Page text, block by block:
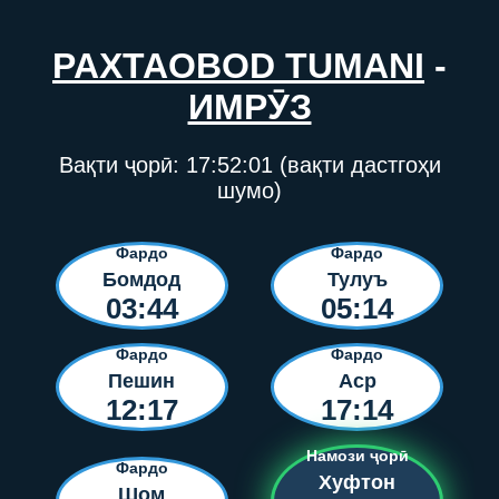
PAXTAOBOD TUMANI -
ИМРӮЗ
Вақти ҷорӣ: 17:52:01 (вақти дастгоҳи
шумо)
Фардо
Бомдод
03:44
Фардо
Тулуъ
05:14
Фардо
Пешин
12:17
Фардо
Аср
17:14
Фардо
Намози ҷорӣ
Хуфтон